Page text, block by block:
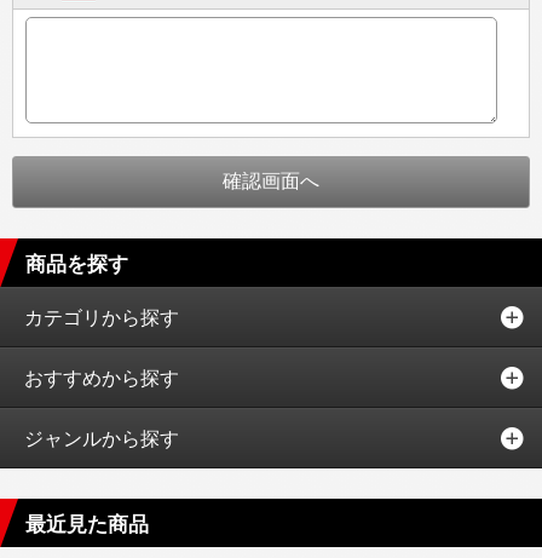
商品を探す
カテゴリから探す
おすすめから探す
ジャンルから探す
最近見た商品